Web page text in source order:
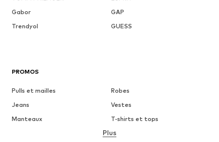
Gabor
GAP
Trendyol
GUESS
PROMOS
Pulls et mailles
Robes
Jeans
Vestes
Manteaux
T-shirts et tops
Lingerie
Plus